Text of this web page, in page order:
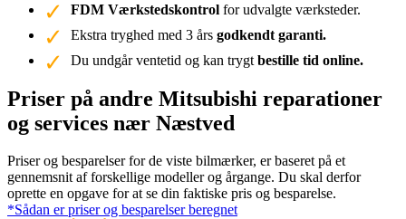
FDM Værkstedskontrol for udvalgte værksteder.
Ekstra tryghed med 3 års godkendt garanti.
Du undgår ventetid og kan trygt bestille tid online.
Priser på andre Mitsubishi reparationer
og services nær Næstved
Priser og besparelser for de viste bilmærker, er baseret på et
gennemsnit af forskellige modeller og årgange. Du skal derfor
oprette en opgave for at se din faktiske pris og besparelse.
*Sådan er priser og besparelser beregnet